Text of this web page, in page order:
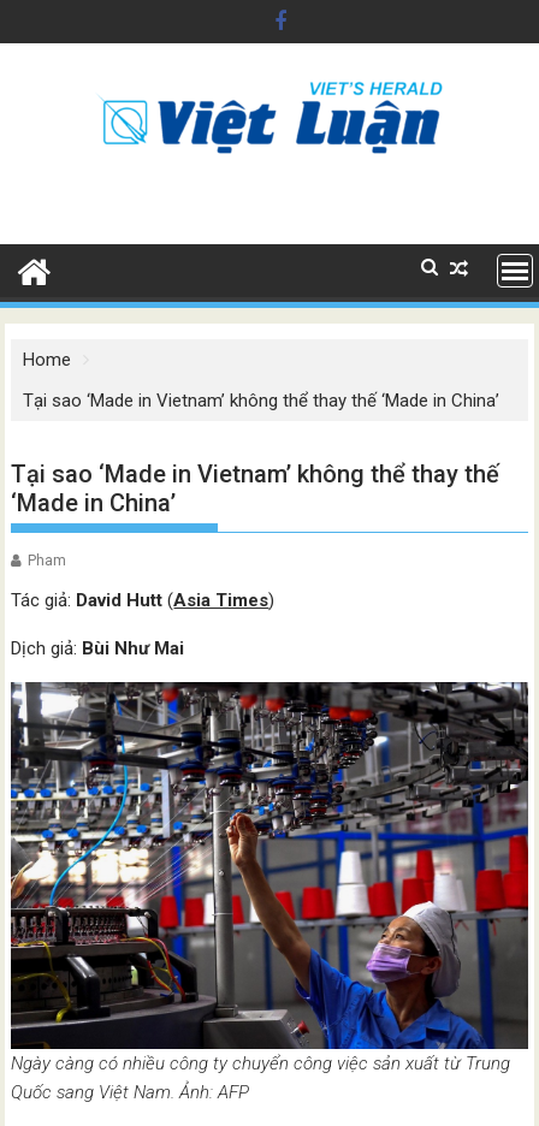
to
Home
Tại sao ‘Made in Vietnam’ không thể thay thế ‘Made in China’
Tại sao ‘Made in Vietnam’ không thể thay thế
‘Made in China’
Pham
Tác giả: David Hutt (Asia Times)
Dịch giả: Bùi Như Mai
Ngày càng có nhiều công ty chuyển công việc sản xuất từ Trung
Quốc sang Việt Nam. Ảnh: AFP